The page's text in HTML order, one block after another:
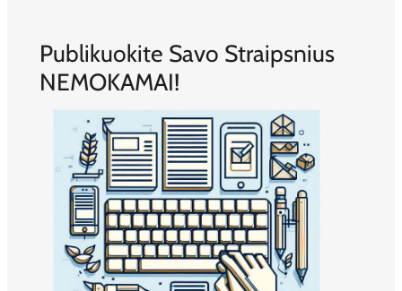
Publikuokite Savo Straipsnius
NEMOKAMAI!